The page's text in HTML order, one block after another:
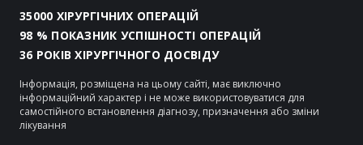
35000 ХІРУРГІЧНИХ ОПЕРАЦІЙ
98 % ПОКАЗНИК УСПІШНОСТІ ОПЕРАЦІЙ
36 РОКІВ ХІРУРГІЧНОГО ДОСВІДУ
Інформація, розміщена на цьому сайті, має виключно
інформаційний характер і не може використовуватися для
самостійного встановлення діагнозу, призначення або зміни
лікування